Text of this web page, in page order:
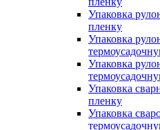
Упаковка
пленку
Упаковка
Упаковка
Упаковка
пленку
Упаковка